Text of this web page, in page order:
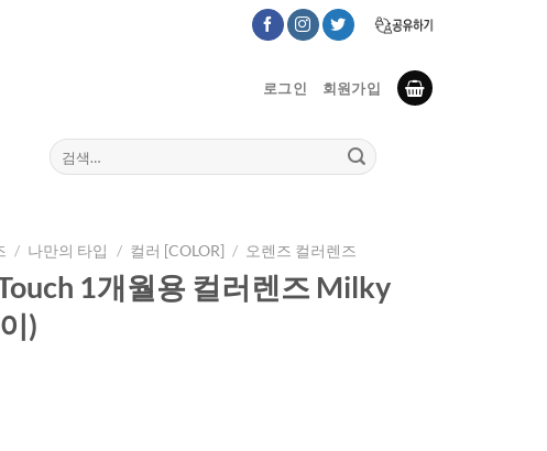
로그인 회원가입
검
색:
/ 나만의 타입 / 컬러 [COLOR] / 오렌즈 컬러렌즈
1개월용 컬러렌즈 Milky
)